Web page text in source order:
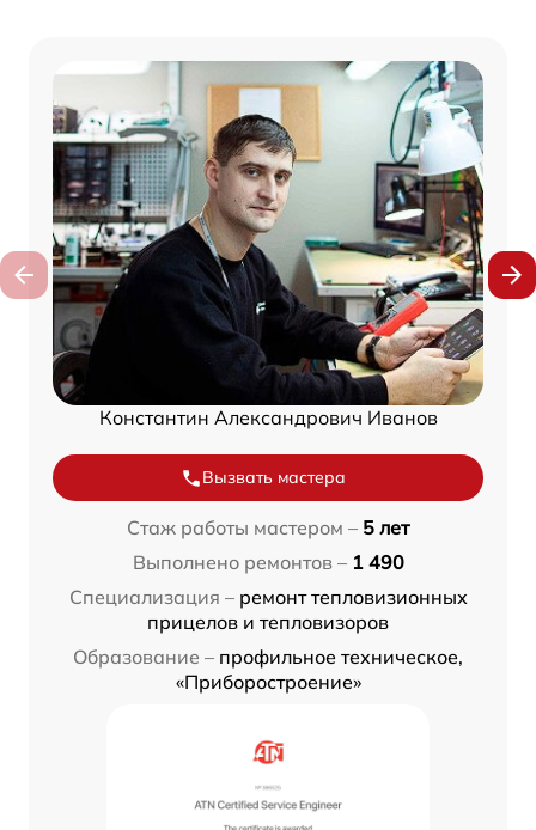
Константин Александрович Иванов
Вызвать мастера
Стаж работы мастером – 5 лет
Выполнено ремонтов – 1 490
Специализация – ремонт тепловизионных
прицелов и тепловизоров
Образование – профильное техническое,
«Приборостроение»